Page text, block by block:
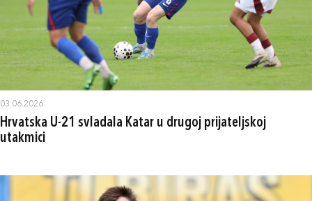
03.06.2026.
Hrvatska U-21 svladala Katar u drugoj prijateljskoj
utakmici